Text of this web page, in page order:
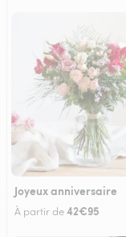
Joyeux anniversaire
À partir de42€95